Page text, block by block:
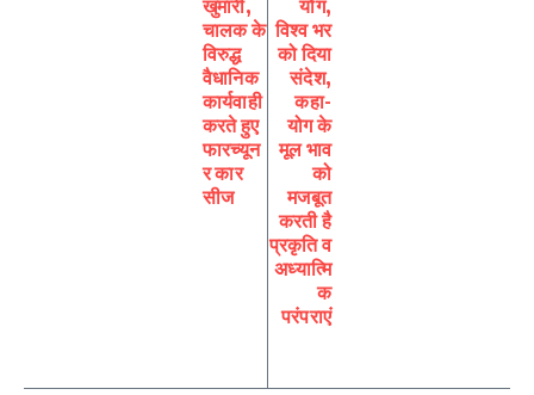
खुमारी,
चालक के
विरुद्ध
वैधानिक
कार्यवाही
करते हुए
फारच्यून
र कार
सीज
योग,
विश्व भर
को दिया
संदेश,
कहा-
योग के
मूल भाव
को
मजबूत
करती है
प्रकृति व
अध्यात्मि
क
परंपराएं